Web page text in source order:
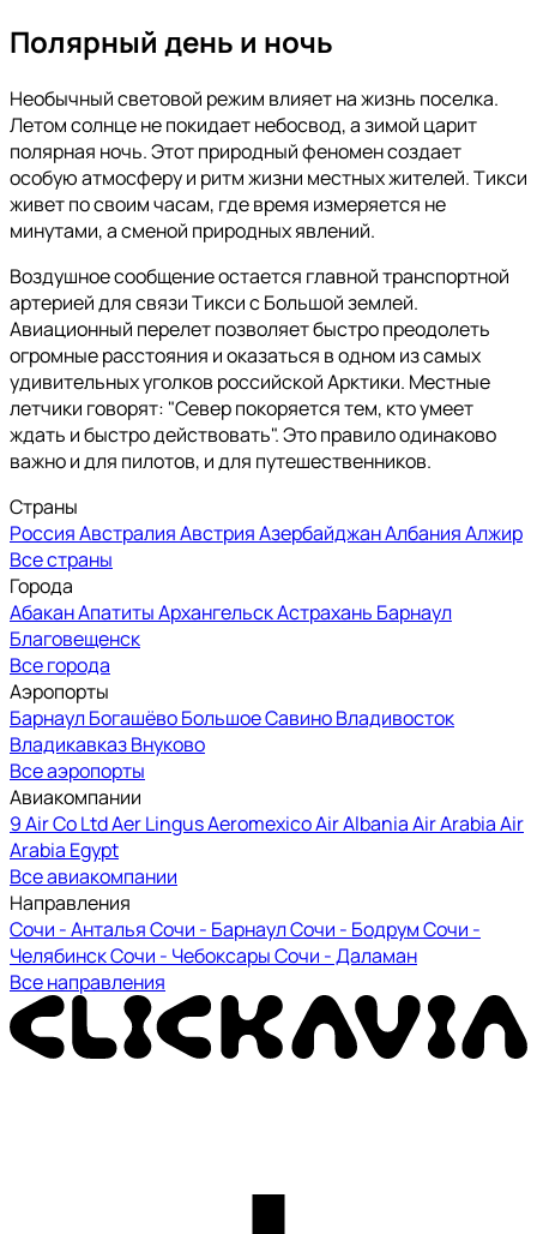
Полярный день и ночь
Необычный световой режим влияет на жизнь поселка.
Летом солнце не покидает небосвод, а зимой царит
полярная ночь. Этот природный феномен создает
особую атмосферу и ритм жизни местных жителей. Тикси
живет по своим часам, где время измеряется не
минутами, а сменой природных явлений.
Воздушное сообщение остается главной транспортной
артерией для связи Тикси с Большой землей.
Авиационный перелет позволяет быстро преодолеть
огромные расстояния и оказаться в одном из самых
удивительных уголков российской Арктики. Местные
летчики говорят: "Север покоряется тем, кто умеет
ждать и быстро действовать". Это правило одинаково
важно и для пилотов, и для путешественников.
Страны
РоссияАвстралияАвстрияАзербайджанАлбанияАлжир
Все страны
Города
АбаканАпатитыАрхангельскАстрахань Барнаул
Благовещенск
Все города
Аэропорты
БарнаулБогашёвоБольшое СавиноВладивосток
ВладикавказВнуково
Все аэропорты
Авиакомпании
9 Air Co LtdAer LingusAeromexicoAir AlbaniaAir ArabiaAir
Arabia Egypt
Все авиакомпании
Направления
Сочи - АнтальяСочи - БарнаулСочи - БодрумСочи -
ЧелябинскСочи - ЧебоксарыСочи - Даламан
Все направления